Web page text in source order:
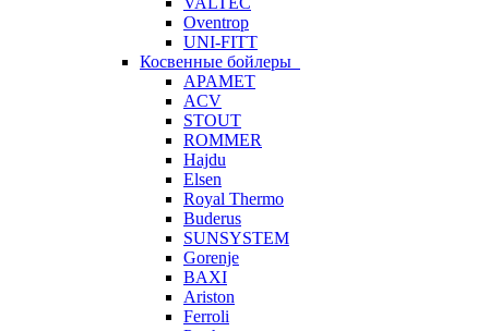
Oventrop
UNI-FITT
Косвенные бойлеры
APAMET
ACV
STOUT
ROMMER
Hajdu
Elsen
Royal Thermo
Buderus
SUNSYSTEM
Gorenje
BAXI
Ariston
Ferroli